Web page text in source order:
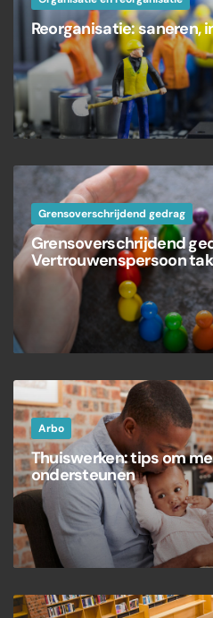
Reorganisatie: saneren,
Grensoverschrijdend gedrag
Grensoverschrijdend
Vertrouwenspersoon
Arbo
Thuiswerken: tips om
ondersteunen